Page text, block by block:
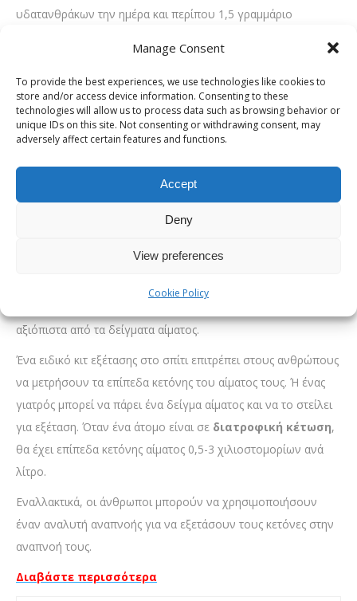
Manage Consent
To provide the best experiences, we use technologies like cookies to
store and/or access device information. Consenting to these
technologies will allow us to process data such as browsing behavior or
unique IDs on this site. Not consenting or withdrawing consent, may
adversely affect certain features and functions.
Accept
Deny
View preferences
Cookie Policy
υδατανθράκων την ημέρα και περίπου 1,5 γραμμάριο
αυτές, μερικοί άνθρωποι που ακολουθούν τη δίαιτα μπορεί
να μην γνωρίζουν πότε βρίσκονται σε κέτωση.
Σε αυτό το άρθρο, απαριθμούμε 10 σημεία και συμπτώματα
που μπορεί να βοηθήσουν ένα άτομο να καθορίσει εάν η
1. Αυξημένοι κετόνες
μπορεί να υποδεικνύει
οριστικό σημάδι ότι κάποιος είναι σε κέτωση. Οι γιατροί
αξιόπιστα από τα δείγματα αίματος.
Ένα ειδικό κιτ εξέτασης στο σπίτι επιτρέπει στους ανθρώπους
να μετρήσουν τα επίπεδα κετόνης του αίματος τους. Ή ένας
γιατρός μπορεί να πάρει ένα δείγμα αίματος και να το στείλει
για εξέταση. Όταν ένα άτομο είναι σε διατροφική κέτωση,
θα έχει επίπεδα κετόνης αίματος 0,5-3 χιλιοστομορίων ανά
λίτρο.
Εναλλακτικά, οι άνθρωποι μπορούν να χρησιμοποιήσουν
έναν αναλυτή αναπνοής για να εξετάσουν τους κετόνες στην
αναπνοή τους.
Διαβάστε περισσότερα